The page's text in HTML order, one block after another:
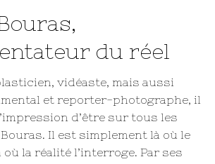
du réel
vidéaste, mais aussi
et reporter-photographe, il
d’être sur tous les
Il est simplement là où le
où la réalité l’interroge. Par ses